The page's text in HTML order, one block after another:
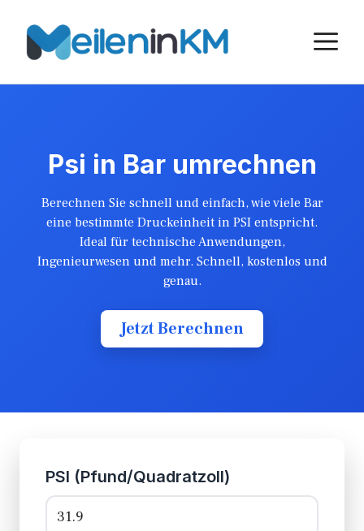
content
Psi in Bar umrechnen
Berechnen Sie schnell und einfach, wie viele Bar
eine bestimmte Druckeinheit in PSI entspricht.
Ideal für technische Anwendungen,
Ingenieurwesen und mehr. Schnell, kostenlos und
genau.
Jetzt Berechnen
PSI (Pfund/Quadratzoll)